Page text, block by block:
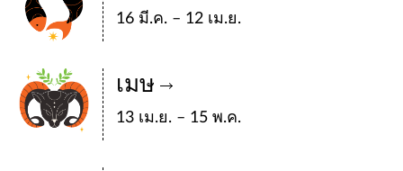
16 มี.ค. – 12 เม.ย.
เมษ
13 เม.ย. – 15 พ.ค.